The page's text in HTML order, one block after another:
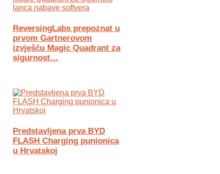
ReversingLabs prepoznat u
prvom Gartnerovom
izvješću Magic Quadrant za
sigurnost…
Predstavljena prva BYD
FLASH Charging punionica
u Hrvatskoj